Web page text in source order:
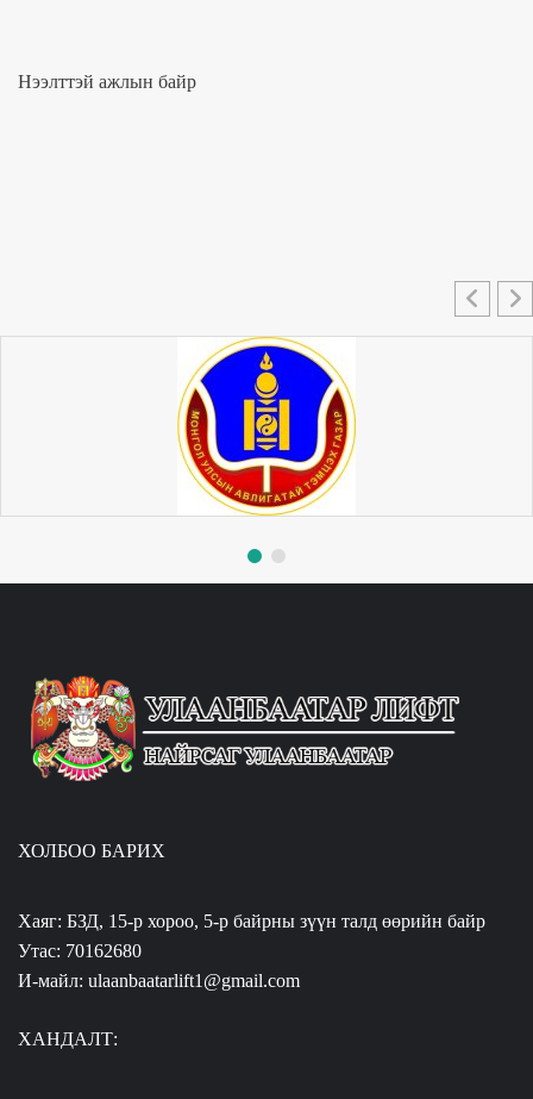
Нээлттэй ажлын байр
ХОЛБОО БАРИХ
Хаяг: БЗД, 15-р хороо, 5-р байрны зүүн талд өөрийн байр
Утас: 70162680
И-майл: ulaanbaatarlift1@gmail.com
ХАНДАЛТ: